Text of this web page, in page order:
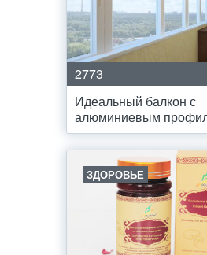
2773
Идеальный балкон с
алюминиевым
ЗДОРОВЬЕ